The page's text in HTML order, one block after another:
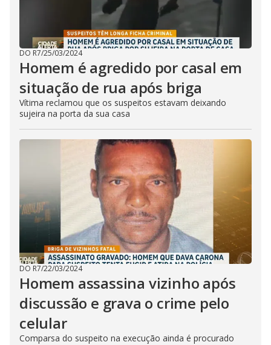
DO R7/25/03/2024
Homem é agredido por casal em
situação de rua após briga
Vítima reclamou que os suspeitos estavam deixando
sujeira na porta da sua casa
DO R7/22/03/2024
Homem assassina vizinho após
discussão e grava o crime pelo
celular
Comparsa do suspeito na execução ainda é procurado